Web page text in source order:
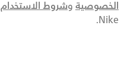
الخصوصية وشروط الاستخدام
Nike.